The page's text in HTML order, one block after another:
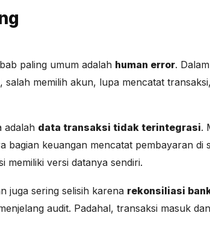
paling umum adalah human error.
salah memilih akun, lupa mencatat
adalah data transaksi tidak terintegrasi.
bagian keuangan mencatat pembayaran
memiliki versi datanya sendiri.
juga sering selisih karena rekonsiliasi
audit. Padahal, transaksi masuk